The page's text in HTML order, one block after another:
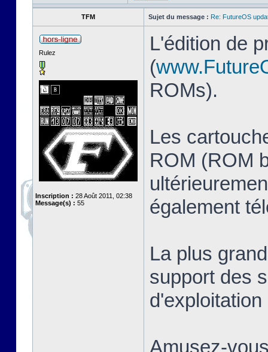
TFM Sujet du message : Re: FutureOS
Rulez
Inscription : 28 Août 2011, 02:38
Message(s) : 55
L'édition de
(
ROMs).
Les
ROM (ROM
également
La plus
support des
Amusez-